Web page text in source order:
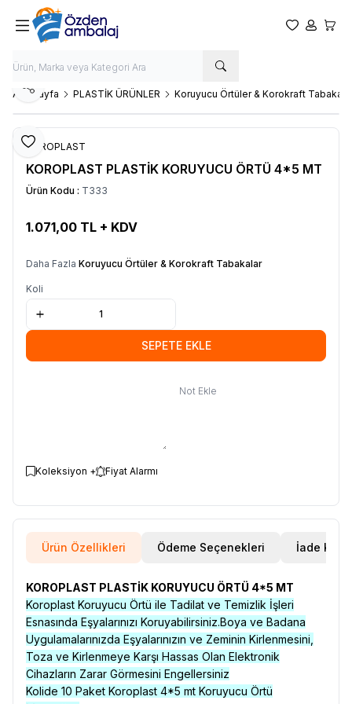
Favorilerim
Hesabım
Ana Sayfa PLASTİK ÜRÜNLER Koruyucu Örtüler & Korokraft
Favoriye Ekle
Paylaş
KOROPLAST
KOROPLAST PLASTİK KORUYUCU ÖRTÜ 4*5 MT
Ürün Kodu : T333
1.071,00 TL + KDV
Daha Fazla Koruyucu Örtüler & Korokraft Tabakalar
Koli
SEPETE EKLE
Not Ekle
Koleksiyon + Fiyat Alarmı
Ürün Özellikleri Ödeme Seçenekleri İade
KOROPLAST PLASTİK KORUYUCU ÖRTÜ 4*5 MT
Koroplast Koruyucu Örtü ile Tadilat ve Temizlik İşleri
Esnasında Eşyalarınızı Koruyabilirsiniz.Boya ve Badana
Uygulamalarınızda Eşyalarınızın ve Zeminin Kirlenmesini,
Toza ve Kirlenmeye Karşı Hassas Olan Elektronik
Cihazların Zarar Görmesini Engellersiniz
Kolide 10 Paket Koroplast 4*5 mt Koruyucu Örtü